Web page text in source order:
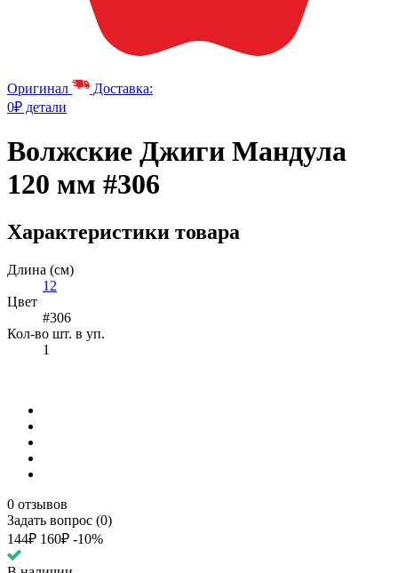
Оригинал
Доставка:
0₽ детали
Волжские Джиги Мандула
120 мм #306
Характеристики товара
Длина (см)
12
Цвет
#306
Кол-во шт. в уп.
1
0 отзывов
Задать вопрос (0)
144₽ 160₽ -10%